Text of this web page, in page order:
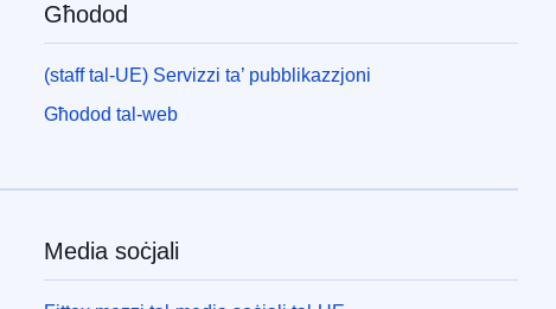
Għodod
(staff tal-UE) Servizzi ta’ pubblikazzjoni
Għodod tal-web
Media soċjali